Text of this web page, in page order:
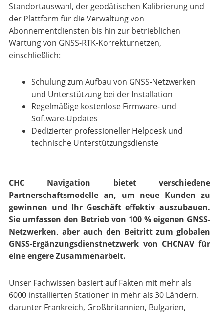
Standortauswahl, der geodätischen Kalibrierung und
der Plattform für die Verwaltung von
Abonnementdiensten bis hin zur betrieblichen
Wartung von GNSS-RTK-Korrekturnetzen,
einschließlich:
Schulung zum Aufbau von GNSS-Netzwerken
und Unterstützung bei der Installation
Regelmäßige kostenlose Firmware- und
Software-Updates
Dedizierter professioneller Helpdesk und
technische Unterstützungsdienste
CHC Navigation bietet verschiedene
Partnerschaftsmodelle an, um neue Kunden zu
gewinnen und Ihr Geschäft effektiv auszubauen.
Sie umfassen den Betrieb von 100 % eigenen GNSS-
Netzwerken, aber auch den Beitritt zum globalen
GNSS-Ergänzungsdienstnetzwerk von CHCNAV für
eine engere Zusammenarbeit.
Unser Fachwissen basiert auf Fakten mit mehr als
6000 installierten Stationen in mehr als 30 Ländern,
darunter Frankreich, Großbritannien, Bulgarien,